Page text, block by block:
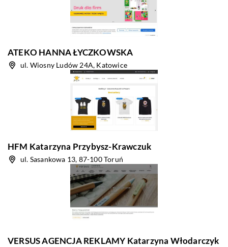
ATEKO HANNA ŁYCZKOWSKA
ul. Wiosny Ludów 24A, Katowice
HFM Katarzyna Przybysz-Krawczuk
ul. Sasankowa 13, 87-100 Toruń
VERSUS AGENCJA REKLAMY Katarzyna Włodarczyk